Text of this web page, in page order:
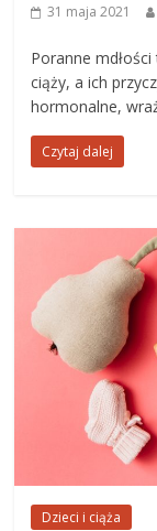
31 maja 2021
Poranne
ciąży, a ich
hormonalne,
Czytaj dalej
Dzieci i ciąża